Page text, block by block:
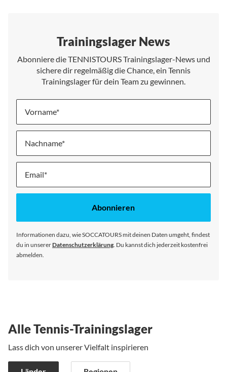
Trainingslager News
Abonniere die TENNISTOURS Trainingslager-News und
sichere dir regelmäßig die Chance, ein Tennis
Trainingslager für dein Team zu gewinnen.
Vorname
Nachname
Melde
für
Abonnieren
Informationen dazu, wie SOCCATOURS mit deinen Daten umgeht, findest
du in unsererDatenschutzerklärung . Du kannst dich jederzeit kostenfrei
abmelden.
Alle Tennis-Trainingslager
Lass dich von unserer Vielfalt inspirieren